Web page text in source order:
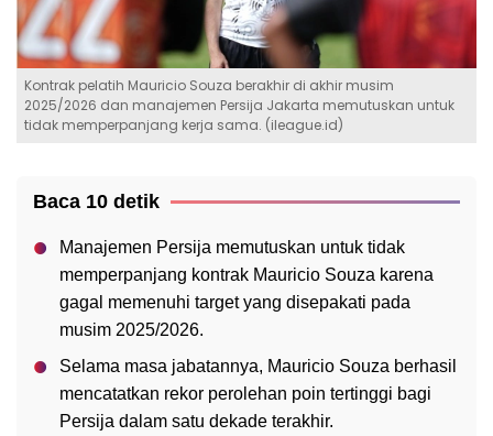
Kontrak pelatih Mauricio Souza berakhir di akhir musim
2025/2026 dan manajemen Persija Jakarta memutuskan untuk
tidak memperpanjang kerja sama. (ileague.id)
Baca 10 detik
Manajemen Persija memutuskan untuk tidak
memperpanjang kontrak Mauricio Souza karena
gagal memenuhi target yang disepakati pada
musim 2025/2026.
Selama masa jabatannya, Mauricio Souza berhasil
mencatatkan rekor perolehan poin tertinggi bagi
Persija dalam satu dekade terakhir.